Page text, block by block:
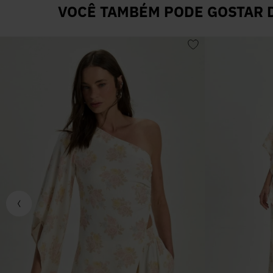
VOCÊ TAMBÉM PODE GOSTAR